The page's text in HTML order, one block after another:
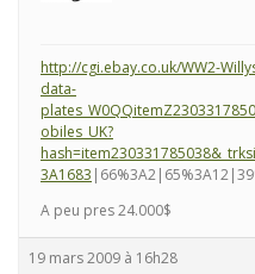
http://cgi.ebay.co.uk/WW2-
data-
obiles_UK?
3A1683
A peu pres 24.000$
19 mars 2009 à 16h28